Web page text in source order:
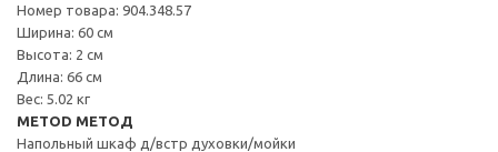
Номер товара: 904.348.57
Ширина: 60 см
Высота: 2 см
Длина: 66 см
Вес: 5.02 кг
METOD МЕТОД
Напольный шкаф д/встр духовки/мойки